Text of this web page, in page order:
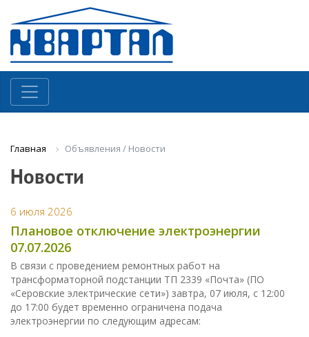
Главная Объявления / Новости
Новости
6 июля 2026
Плановое отключение электроэнергии
07.07.2026
В связи с проведением ремонтных работ на
трансформаторной подстанции ТП 2339 «Почта» (ПО
«Серовские электрические сети») завтра, 07 июля, с 12:00
до 17:00 будет временно ограничена подача
электроэнергии по следующим адресам: